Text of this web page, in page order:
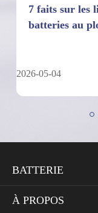
7 faits sur les
batteries au
2026-05-04
BATTERIE
À PROPOS